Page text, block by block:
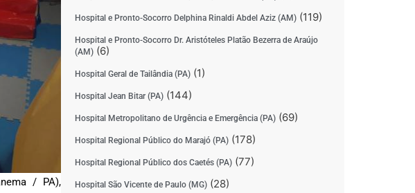
/ PA),
Hospital e Pronto-Socorro Delphina Rinaldi Abdel Aziz (AM)(119)
Hospital e Pronto-Socorro Dr. Aristóteles Platão Bezerra de Araújo
(AM)(6)
Hospital Geral de Tailândia (PA)(1)
Hospital Jean Bitar (PA)(144)
Hospital Metropolitano de Urgência e Emergência (PA)(69)
Hospital Regional Público do Marajó (PA)(178)
Hospital Regional Público dos Caetés (PA)(77)
Hospital São Vicente de Paulo (MG)(28)